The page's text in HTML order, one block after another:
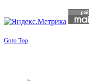
Goto Top